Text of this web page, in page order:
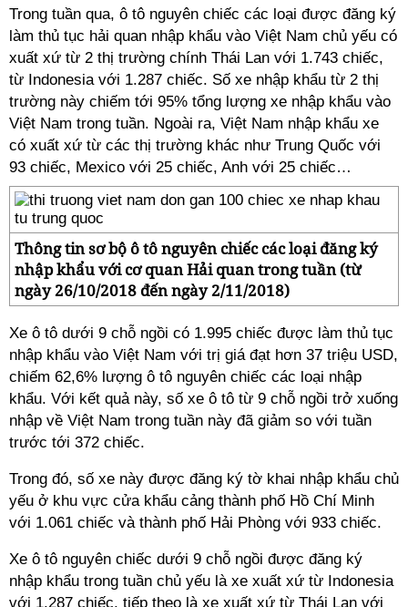
Trong tuần qua, ô tô nguyên chiếc các loại được đăng ký
làm thủ tục hải quan nhập khẩu vào Việt Nam chủ yếu có
xuất xứ từ 2 thị trường chính Thái Lan với 1.743 chiếc,
từ Indonesia với 1.287 chiếc. Số xe nhập khẩu từ 2 thị
trường này chiếm tới 95% tổng lượng xe nhập khẩu vào
Việt Nam trong tuần. Ngoài ra, Việt Nam nhập khẩu xe
có xuất xứ từ các thị trường khác như Trung Quốc với
93 chiếc, Mexico với 25 chiếc, Anh với 25 chiếc…
Thông tin sơ bộ ô tô nguyên chiếc các loại đăng ký
nhập khẩu với cơ quan Hải quan trong tuần (từ
ngày 26/10/2018 đến ngày 2/11/2018)
Xe ô tô dưới 9 chỗ ngồi có 1.995 chiếc được làm thủ tục
nhập khẩu vào Việt Nam với trị giá đạt hơn 37 triệu USD,
chiếm 62,6% lượng ô tô nguyên chiếc các loại nhập
khẩu. Với kết quả này, số xe ô tô từ 9 chỗ ngồi trở xuống
nhập về Việt Nam trong tuần này đã giảm so với tuần
trước tới 372 chiếc.
Trong đó, số xe này được đăng ký tờ khai nhập khẩu chủ
yếu ở khu vực cửa khẩu cảng thành phố Hồ Chí Minh
với 1.061 chiếc và thành phố Hải Phòng với 933 chiếc.
Xe ô tô nguyên chiếc dưới 9 chỗ ngồi được đăng ký
nhập khẩu trong tuần chủ yếu là xe xuất xứ từ Indonesia
với 1.287 chiếc, tiếp theo là xe xuất xứ từ Thái Lan với